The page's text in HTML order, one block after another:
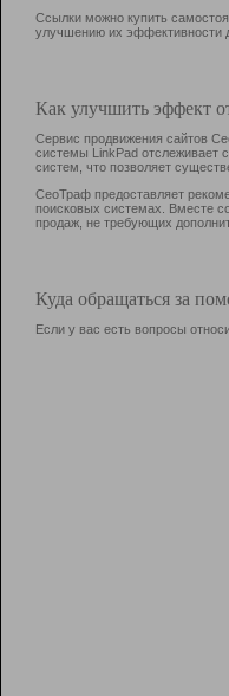
Ссылки можно купить
улучшению их эффективности
Как улучшить эффект
Сервис продвижения сайтов
системы LinkPad отслеживает
систем, что позволяет
СеоТраф предоставляет
поисковых системах. Вместе
продаж, не требующих
Куда обращаться за
Если у вас есть вопросы